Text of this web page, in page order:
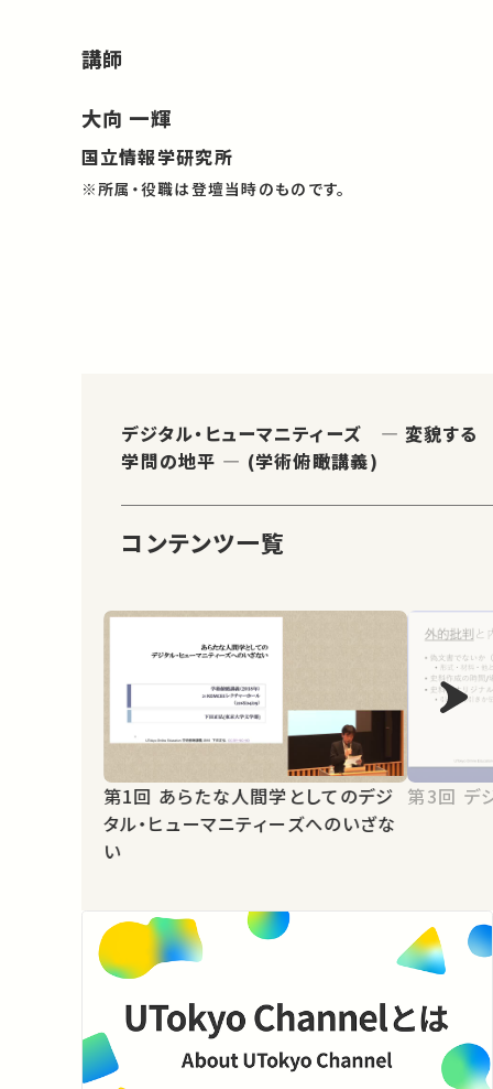
講師
大向 一輝
国立情報学研究所
※所属・役職は登壇当時のものです。
デジタル・ヒューマニティーズ ― 変貌する
学問の地平 ― (学術俯瞰講義)
コンテンツ一覧
第1回 あらたな人間学としてのデジ
タル・ヒューマニティーズへのいざな
い
第